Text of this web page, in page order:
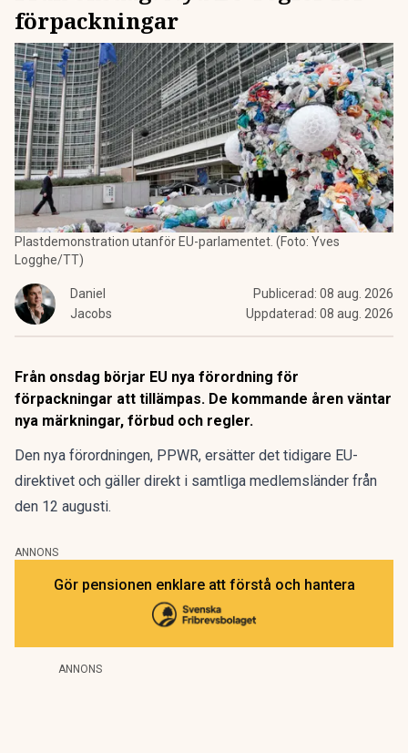
förpackningar
Plastdemonstration utanför EU-parlamentet. (Foto: Yves
Logghe/TT)
Daniel
Jacobs
Publicerad: 08 aug. 2026
Uppdaterad: 08 aug. 2026
Från onsdag börjar EU nya förordning för
förpackningar att tillämpas. De kommande åren väntar
nya märkningar, förbud och regler.
Den nya förordningen, PPWR, ersätter det tidigare EU-
direktivet och gäller direkt i samtliga medlemsländer från
den 12 augusti.
ANNONS
Gör pensionen enklare att förstå och hantera
ANNONS